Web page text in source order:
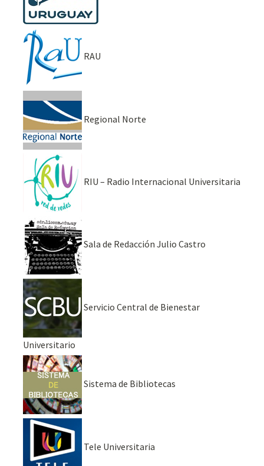
RAU
Regional Norte
RIU – Radio Internacional Universitaria
Sala de Redacción Julio Castro
Servicio Central de Bienestar
Universitario
Sistema de Bibliotecas
Tele Universitaria